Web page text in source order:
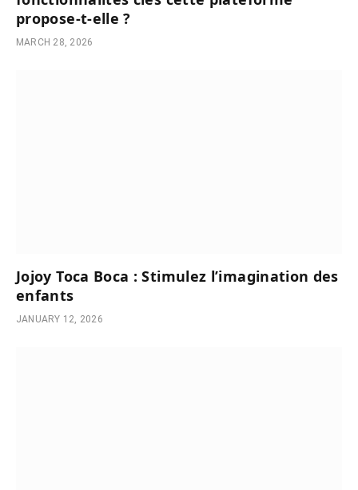
propose-t-elle ?
MARCH 28, 2026
Jojoy Toca Boca : Stimulez l’imagination des
enfants
JANUARY 12, 2026